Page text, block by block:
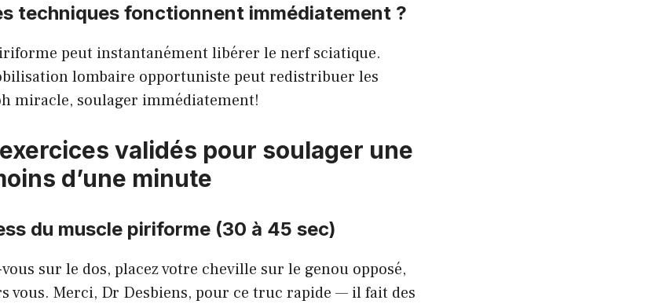
techniques fonctionnent immédiatement ?
peut instantanément libérer le nerf sciatique.
lombaire opportuniste peut redistribuer les
miracle, soulager immédiatement!
validés pour soulager une
d’une minute
du muscle piriforme (30 à 45 sec)
sur le dos, placez votre cheville sur le genou opposé,
vous. Merci, Dr Desbiens, pour ce truc rapide — il fait des